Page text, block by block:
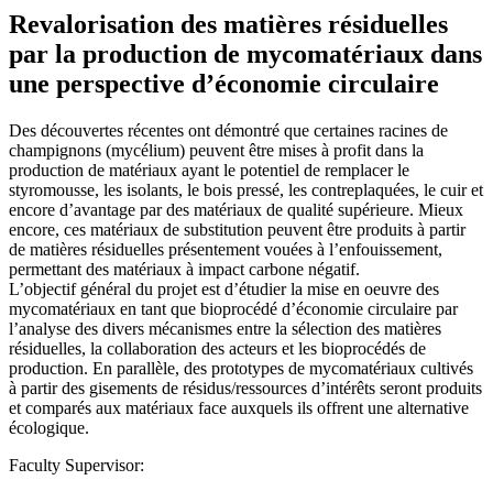
Revalorisation des matières résiduelles
par la production de mycomatériaux dans
une perspective d’économie circulaire
Des découvertes récentes ont démontré que certaines racines de
champignons (mycélium) peuvent être mises à profit dans la
production de matériaux ayant le potentiel de remplacer le
styromousse, les isolants, le bois pressé, les contreplaquées, le cuir et
encore d’avantage par des matériaux de qualité supérieure. Mieux
encore, ces matériaux de substitution peuvent être produits à partir
de matières résiduelles présentement vouées à l’enfouissement,
permettant des matériaux à impact carbone négatif.
L’objectif général du projet est d’étudier la mise en oeuvre des
mycomatériaux en tant que bioprocédé d’économie circulaire par
l’analyse des divers mécanismes entre la sélection des matières
résiduelles, la collaboration des acteurs et les bioprocédés de
production. En parallèle, des prototypes de mycomatériaux cultivés
à partir des gisements de résidus/ressources d’intérêts seront produits
et comparés aux matériaux face auxquels ils offrent une alternative
écologique.
Faculty Supervisor: